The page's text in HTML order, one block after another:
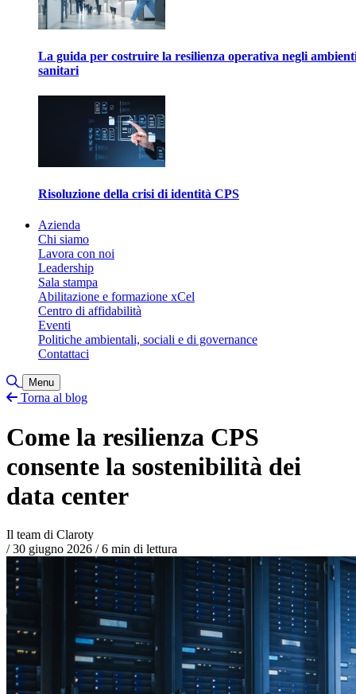
La guida per costruire la resilienza operativa negli
sanitari
Risoluzione della crisi di identità CPS
Azienda
Chi siamo
Lavora con noi
Leadership
Sala stampa
Abilitazione e formazione xCel
Centro di affidabilità
Eventi
Politiche ambientali, sociali e di governance
Contattaci
Attiva/disattiva ricerca
Menu
Torna al blog
Come la resilienza CPS
consente la sostenibilità dei
data center
Il team di Claroty
/ 30 giugno 2026 /6 min di lettura